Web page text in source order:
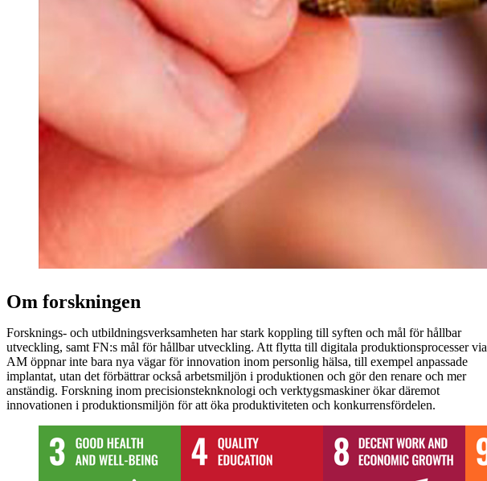
Om forskningen
Forsknings- och utbildningsverksamheten har stark koppling till syften och mål för hållbar
utveckling, samt FN:s mål för hållbar utveckling. Att flytta till digitala produktionsprocesser via
AM öppnar inte bara nya vägar för innovation inom personlig hälsa, till exempel anpassade
implantat, utan det förbättrar också arbetsmiljön i produktionen och gör den renare och mer
anständig. Forskning inom precisionsteknknologi och verktygsmaskiner ökar däremot
innovationen i produktionsmiljön för att öka produktiviteten och konkurrensfördelen.